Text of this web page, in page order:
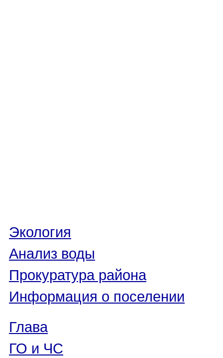
Экология
Анализ воды
Прокуратура района
Информация о поселении
Глава
ГО и ЧС